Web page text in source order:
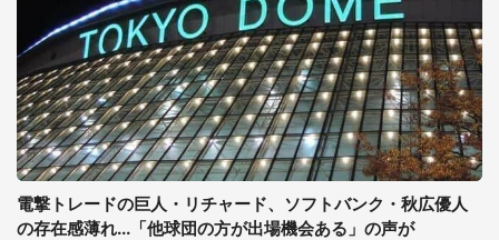
電撃トレードの巨人・リチャード、ソフトバンク・秋広優人
の存在感薄れ...「他球団の方が出場機会ある」の声が